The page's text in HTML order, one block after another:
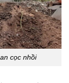
cọc nhồi